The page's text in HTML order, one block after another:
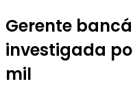
Gerente
investigada
mil